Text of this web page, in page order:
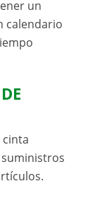
un
calendario
cinta